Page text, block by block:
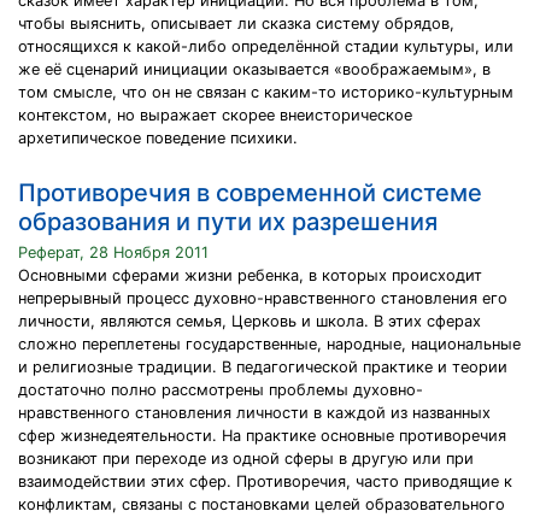
чтобы выяснить, описывает ли сказка систему обрядов,
относящихся к какой-либо определённой стадии культуры, или
же её сценарий инициации оказывается «воображаемым», в
том смысле, что он не связан с каким-то историко-культурным
контекстом, но выражает скорее внеисторическое
архетипическое поведение психики.
Противоречия в современной системе
образования и пути их разрешения
Реферат, 28 Ноября 2011
Основными сферами жизни ребенка, в которых происходит
непрерывный процесс духовно-нравственного становления его
личности, являются семья, Церковь и школа. В этих сферах
сложно переплетены государственные, народные, национальные
и религиозные традиции. В педагогической практике и теории
достаточно полно рассмотрены проблемы духовно-
нравственного становления личности в каждой из названных
сфер жизнедеятельности. На практике основные противоречия
возникают при переходе из одной сферы в другую или при
взаимодействии этих сфер. Противоречия, часто приводящие к
конфликтам, связаны с постановками целей образовательного